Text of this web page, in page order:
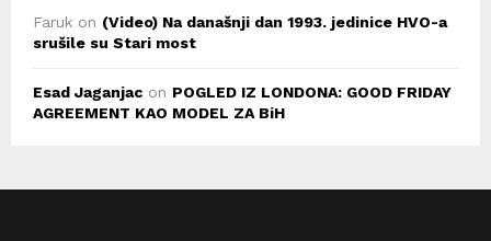
Faruk on (Video) Na današnji dan 1993. jedinice HVO-a
srušile su Stari most
Esad Jaganjac on POGLED IZ LONDONA: GOOD FRIDAY
AGREEMENT KAO MODEL ZA BiH